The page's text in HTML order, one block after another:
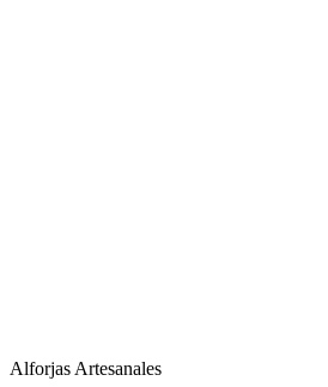
Alforjas Artesanales